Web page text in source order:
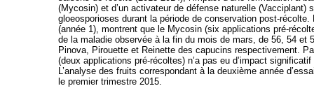
(Mycosin) et d’un activateur de défense naturelle (Vacciplant)
gloeosporioses durant la période de conservation post-
(année 1), montrent que le Mycosin (six applications pré-
de la maladie observée à la fin du mois de mars, de 56, 54 et
Pinova, Pirouette et Reinette des capucins respectivement.
(deux applications pré-récoltes) n’a pas eu d’impact
L’analyse des fruits correspondant à la deuxième année
le premier trimestre 2015.